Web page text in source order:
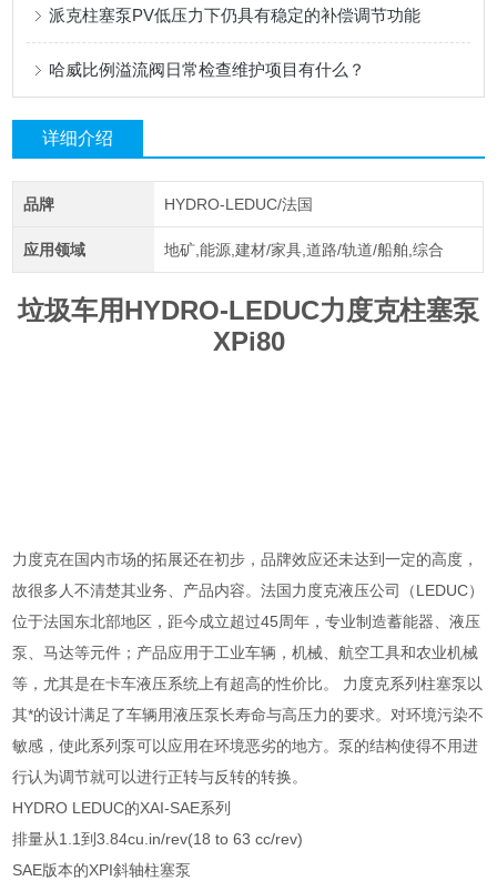
派克柱塞泵PV低压力下仍具有稳定的补偿调节功能
哈威比例溢流阀日常检查维护项目有什么？
详细介绍
品牌 HYDRO-LEDUC/法国
应用领域 地矿,能源,建材/家具,道路/轨道/船舶,综合
垃圾车用HYDRO-LEDUC力度克柱塞泵
XPi80
力度克在国内市场的拓展还在初步，品牌效应还未达到一定的高度，
故很多人不清楚其业务、产品内容。法国力度克液压公司（LEDUC）
位于法国东北部地区，距今成立超过45周年，专业制造蓄能器、液压
泵、马达等元件；产品应用于工业车辆，机械、航空工具和农业机械
等，尤其是在卡车液压系统上有超高的性价比。 力度克系列柱塞泵以
其*的设计满足了车辆用液压泵长寿命与高压力的要求。对环境污染不
敏感，使此系列泵可以应用在环境恶劣的地方。泵的结构使得不用进
行认为调节就可以进行正转与反转的转换。
HYDRO LEDUC的XAI-SAE系列
排量从1.1到3.84cu.in/rev(18 to 63 cc/rev)
SAE版本的XPI斜轴柱塞泵